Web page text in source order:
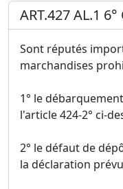
ART.427 AL.1
Sont réputés
marchandises
1° le
l'article 424-2° ci-
2° le défaut de
la déclaration